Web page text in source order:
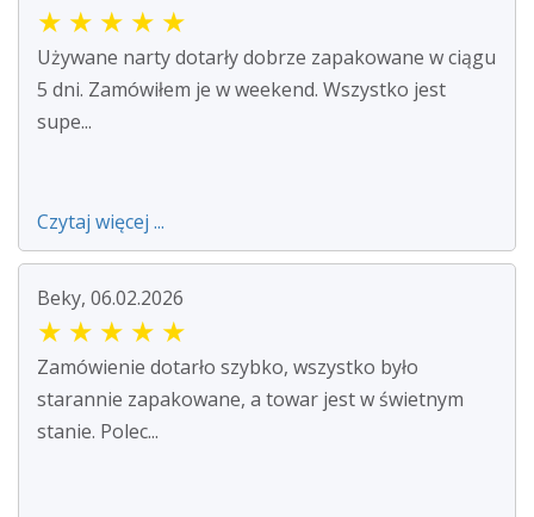
★ ★ ★ ★ ★
Używane narty dotarły dobrze zapakowane w ciągu
5 dni. Zamówiłem je w weekend. Wszystko jest
supe...
Czytaj więcej ...
Beky, 06.02.2026
★ ★ ★ ★ ★
Zamówienie dotarło szybko, wszystko było
starannie zapakowane, a towar jest w świetnym
stanie. Polec...